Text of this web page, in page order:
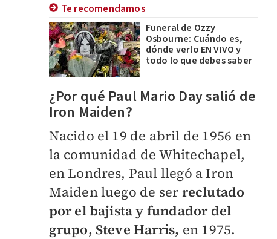
Te recomendamos
Funeral de Ozzy
Osbourne: Cuándo es,
dónde verlo EN VIVO y
todo lo que debes saber
¿Por qué Paul Mario Day salió de
Iron Maiden?
Nacido el 19 de abril de 1956 en
la comunidad de Whitechapel,
en Londres, Paul llegó a Iron
Maiden luego de ser reclutado
por el bajista y fundador del
grupo, Steve Harris, en 1975.